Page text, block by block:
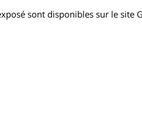
sont disponibles sur le site